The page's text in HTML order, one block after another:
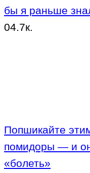
бы я раньше
04.7к.
Попшикайте
помидоры — и
«болеть»